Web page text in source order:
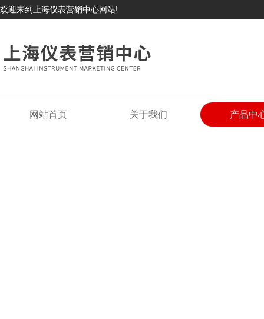
欢迎来到上海仪表营销中心网站!
网站首页 关于我们 产品中